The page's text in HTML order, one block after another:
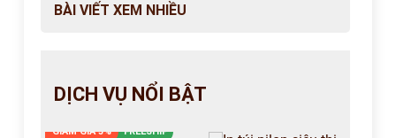
BÀI VIẾT XEM NHIỀU
DỊCH VỤ NỔI BẬT
GIẢM GIÁ 5% FREESHIP